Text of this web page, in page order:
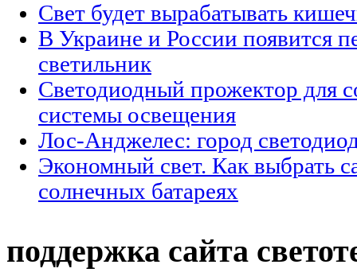
Свет будет вырабатывать
В Украине и России появится
светильник
Светодиодный прожектор для
системы освещения
Лос-Анджелес: город
Экономный свет. Как выбрать
солнечных батареях
поддержка сайта